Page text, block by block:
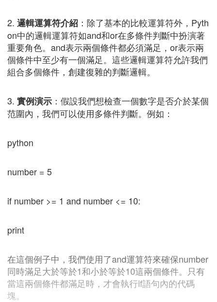
2. 邏輯運算符介紹 ：除了基本的比較運算符外，Pyth
on中的邏輯運算符如and和or在多條件判斷中扮演著
重要角色。and表示兩個條件都必須滿足，or表示兩
個條件中至少有一個滿足。這些邏輯運算符允許我們
組合多個條件，創建復雜的判斷邏輯。
3. 實例演示 ：假設我們想檢查一個數字是否介於某個
范圍內，我們可以使用多條件判斷。例如：
python
number = 5
if number >= 1 and number <= 10:
print
在這個例子中，我們使用了and運算符來確保number
同時滿足大於等於1和小於等於10這兩個條件。只有
當這兩個條件都滿足時，才會執行if語句內的代碼
塊。